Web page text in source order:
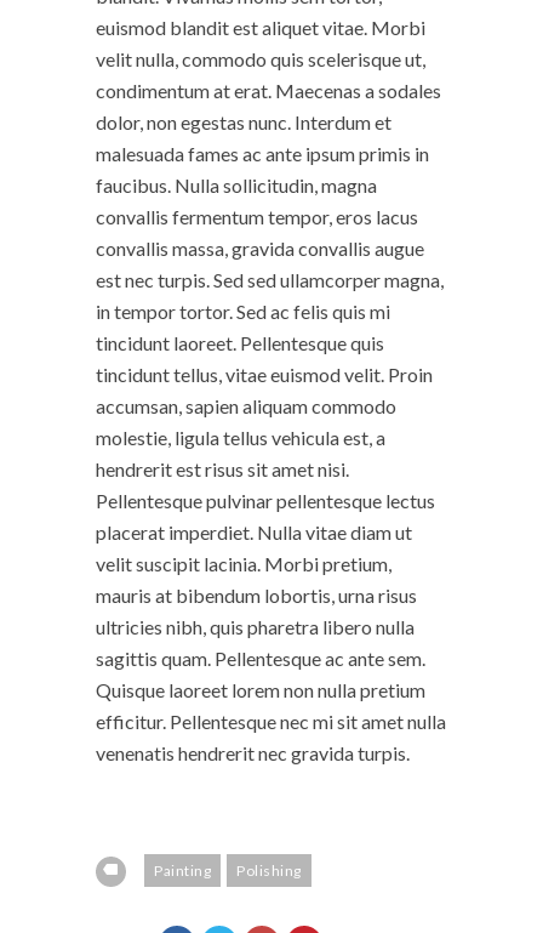
euismod blandit est aliquet vitae. Morbi
velit nulla, commodo quis scelerisque ut,
condimentum at erat. Maecenas a sodales
dolor, non egestas nunc. Interdum et
malesuada fames ac ante ipsum primis in
faucibus. Nulla sollicitudin, magna
convallis fermentum tempor, eros lacus
convallis massa, gravida convallis augue
est nec turpis. Sed sed ullamcorper magna,
in tempor tortor. Sed ac felis quis mi
tincidunt laoreet. Pellentesque quis
tincidunt tellus, vitae euismod velit. Proin
accumsan, sapien aliquam commodo
molestie, ligula tellus vehicula est, a
hendrerit est risus sit amet nisi.
Pellentesque pulvinar pellentesque lectus
placerat imperdiet. Nulla vitae diam ut
velit suscipit lacinia. Morbi pretium,
mauris at bibendum lobortis, urna risus
ultricies nibh, quis pharetra libero nulla
sagittis quam. Pellentesque ac ante sem.
Quisque laoreet lorem non nulla pretium
efficitur. Pellentesque nec mi sit amet nulla
venenatis hendrerit nec gravida turpis.
Painting Polishing